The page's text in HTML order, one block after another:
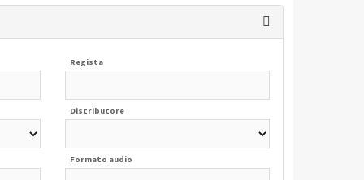
Regista
Distributore
Formato audio